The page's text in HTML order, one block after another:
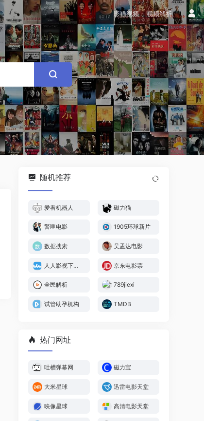
影猫视频 视频解析
随机推荐
爱看机器人 磁力猫
警匪电影 1905环球新片
数据搜索 吴孟达电影
人人影视下载分享 京东电影票
全民解析 789jiexi
试管助孕机构 TMDB
热门网址
吐槽弹幕网 磁力宝
大米星球 迅雷电影天堂
映像星球 高清电影天堂